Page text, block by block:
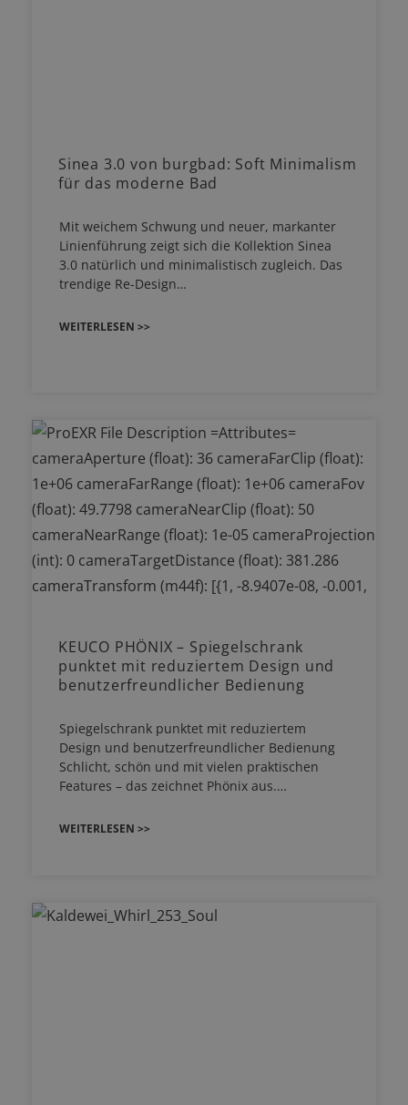
Sinea 3.0 von burgbad: Soft Minimalism
für das moderne Bad
Mit weichem Schwung und neuer, markanter
Linienführung zeigt sich die Kollektion Sinea
3.0 natürlich und minimalistisch zugleich. Das
trendige Re-Design…
WEITERLESEN >>
KEUCO PHÖNIX – Spiegelschrank
punktet mit reduziertem Design und
benutzerfreundlicher Bedienung
Spiegelschrank punktet mit reduziertem
Design und benutzerfreundlicher Bedienung
Schlicht, schön und mit vielen praktischen
Features – das zeichnet Phönix aus.…
WEITERLESEN >>